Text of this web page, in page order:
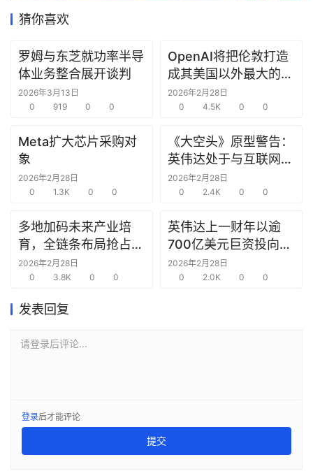
告
创
投
商
机
链
猜你喜欢
罗姆与东芝就功率半导
体业务整合展开谈判
2026年3月13日
0
919 0 0
OpenAI将把伦敦打造
成其美国以外最大的研
究中心
2026年2月28日
0
4.5K 0 0
Meta扩大芯片采购对
象
2026年2月28日
0
1.3K 0 0
《大空头》原型警告：
英伟达处于与互联网泡
沫时期思科同样的“危
险境地”
2026年2月28日
0
2.4K 0 0
多地加码未来产业培
育，全链条布局抢占新
赛道先机
2026年2月28日
0
3.8K 0 0
英伟达上一财年以逾
700亿美元巨资投向合
作方，竭力巩固AI芯片
需求
2026年2月28日
0
2.0K 0 0
发表回复
请登录后评论...
登录后才能评论
提交